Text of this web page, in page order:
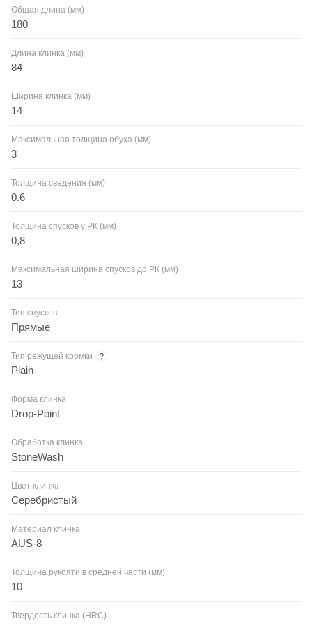
Общая длина (мм)
180
Длина клинка (мм)
84
Ширина клинка (мм)
14
Максимальная толщина обуха (мм)
3
Толщина сведения (мм)
0.6
Толщина спусков у РК (мм)
0,8
Максимальная ширина спусков до РК (мм)
13
Тип спусков
Прямые
Тип режущей кромки ?
Plain
Форма клинка
Drop-Point
Обработка клинка
StoneWash
Цвет клинка
Серебристый
Материал клинка
AUS-8
Толщина рукояти в средней части (мм)
10
Твердость клинка (HRC)